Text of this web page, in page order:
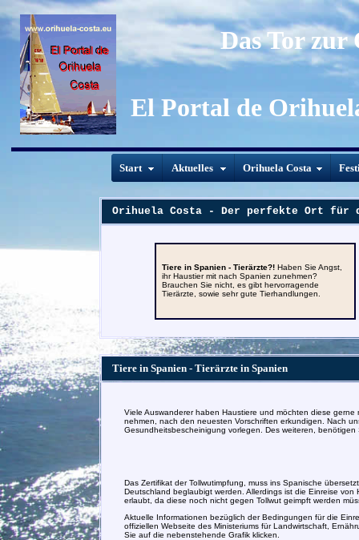
Das Tor zur
El Portal de
Start Aktuelles Orihuela Costa
Orihuela Costa - Der perfekte Ort für
Tiere in Spanien - Tierärzte?! Haben Sie Angst,
ihr Haustier mit nach Spanien zunehmen?
Brauchen Sie nicht, es gibt hervorragende
Tierärzte, sowie sehr gute Tierhandlungen.
Tiere in Spanien - Tierärzte in Spanien
Viele Auswanderer haben Haustiere und möchten diese
nehmen, nach den neuesten Vorschriften erkundigen. Nach
Gesundheitsbescheinigung vorlegen. Des weiteren,
Das Zertifikat der Tollwutimpfung, muss ins Spanische
Deutschland beglaubigt werden. Allerdings ist die Einreise
erlaubt, da diese noch nicht gegen Tollwut geimpft werden
Aktuelle Informationen bezüglich der Bedingungen für die
offiziellen Webseite des Ministeriums für Landwirtschaft,
Sie auf die nebenstehende Grafik klicken.